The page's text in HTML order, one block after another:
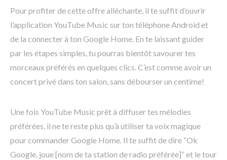
Pour profiter de cette offre alléchante, il te suffit d’ouvrir
l’application YouTube Music sur ton téléphone Android et
de la connecter à ton Google Home. En te laissant guider
par les étapes simples, tu pourras bientôt savourer tes
morceaux préférés en quelques clics. C’est comme avoir un
concert privé dans ton salon, sans débourser un centime!
Une fois YouTube Music prêt à diffuser tes mélodies
préférées, il ne te reste plus qu’à utiliser ta voix magique
pour commander Google Home. Il te suffit de dire “Ok
Google, joue [nom de ta station de radio préférée]” et le tour